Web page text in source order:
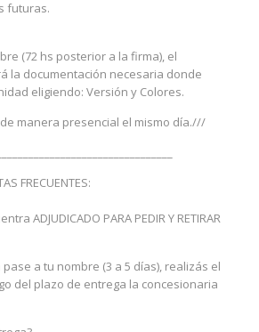
futuras.
(72 hs posterior a la firma), el
la documentación necesaria donde
eligiendo: Versión y Colores.
manera presencial el mismo día.///
FRECUENTES:
ADJUDICADO PARA PEDIR Y RETIRAR
a tu nombre (3 a 5 días), realizás el
del plazo de entrega la concesionaria